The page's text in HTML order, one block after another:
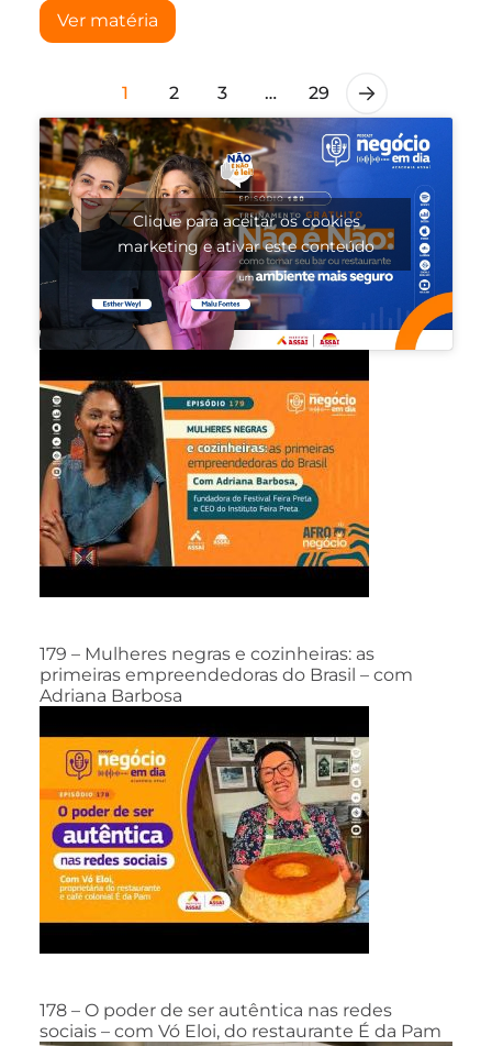
Ver matéria
1 2 3 … 29
Clique para aceitar os cookies
marketing e ativar este conteúdo
179 – Mulheres negras e cozinheiras: as
primeiras empreendedoras do Brasil – com
Adriana Barbosa
178 – O poder de ser autêntica nas redes
sociais – com Vó Eloi, do restaurante É da Pam